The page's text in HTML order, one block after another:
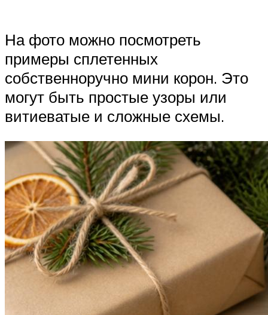
На фото можно посмотреть
примеры сплетенных
собственноручно мини корон. Это
могут быть простые узоры или
витиеватые и сложные схемы.